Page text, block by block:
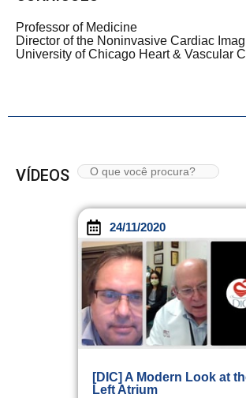
Professor of Medicine
Director of the Noninvasive Cardiac
University of Chicago Heart & Vascular
VÍDEOS
24/11/2020
[DIC] A Modern Look at
Left Atrium